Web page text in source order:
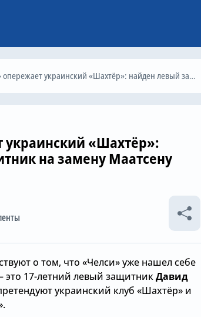
украинский «Шахтёр»: найден левый защитник на замену Маатсену
украинский «Шахтёр»:
на замену Маатсену
о том, что «Челси» уже нашел себе
это 17-летний левый защитникДавид
украинский клуб «Шахтёр» и